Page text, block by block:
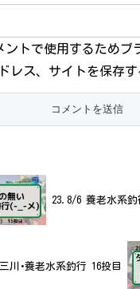
ントで使用するためブ
レス、サイトを保存す
23.8/6 養老水系釣
川･養老水系釣行 16投目